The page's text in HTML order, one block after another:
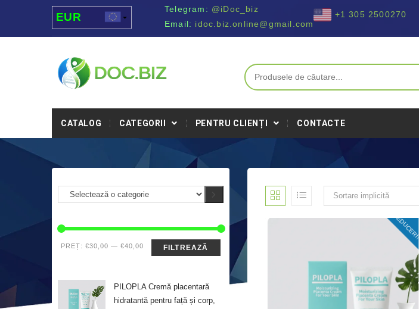
EUR
USD
UAH
MDL
Telegram: @iDoc_biz
Email: idoc.biz.online@gmail.com
+1 305 2500270
CATALOG CATEGORII PENTRU CLIENȚI CONTACTE
Sortare implicită
REDUCERI!
FILTREAZĂ
PREȚ: €30,00 — €40,00
PILOPLA Cremă placentară
hidratantă pentru față și corp,